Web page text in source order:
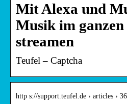
Mit Alexa und
Musik im ganzen
streamen
Teufel – Captcha
http s://support.teufel.de › articles ›